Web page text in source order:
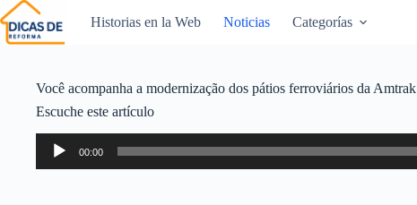
Historias en la Web Noticias Categorías
Você acompanha a modernização dos pátios ferroviários da Amtrak
Escuche este artículo
Reproductor
audio
00:00